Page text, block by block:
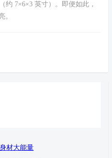
约 7×6×3 英寸）。即便如此，
。
材大能量